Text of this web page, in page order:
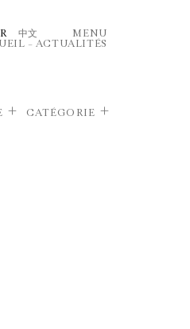
中文
MENU
– ACTUALITÉS
CATÉGORIE